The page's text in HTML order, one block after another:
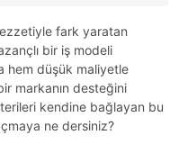
fark yaratan
bir iş modeli
hem düşük maliyetle
markanın desteğini
kendine bağlayan bu
ne dersiniz?